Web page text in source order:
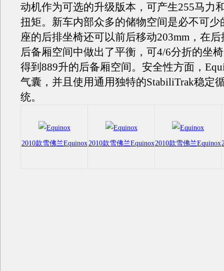
动机作为可选的升级版本，可产生255马力
扭矩。新车内部众多的储物空间是必不可少
座的后排坐椅还可以前后移动203mm，在
后备厢空间中做出了平衡，可4/6分折的坐
得到889升的后备厢空间。安全性方面，
气囊，并且使用通用独特的StabiliTrak稳定
统。
2010款雪佛兰Equinox2010款雪佛兰Equinox2010款雪佛兰Equinox